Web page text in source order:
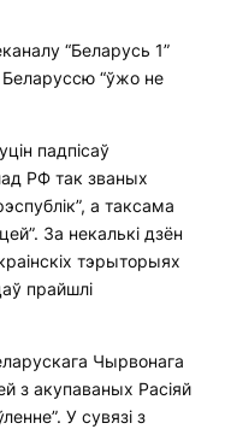
“Беларусь 1”
Беларуссю “ўжо не
падпісаў
РФ так званых
а таксама
За некалькі дзён
тэрыторыях
прайшлі
Чырвонага
з акупаваных Расіяй
У сувязі з